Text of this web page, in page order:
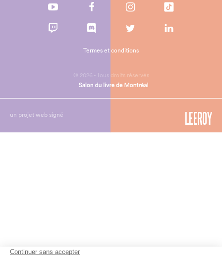
© 2026 - Tous droits réservés
Termes et conditions
un projet web signé